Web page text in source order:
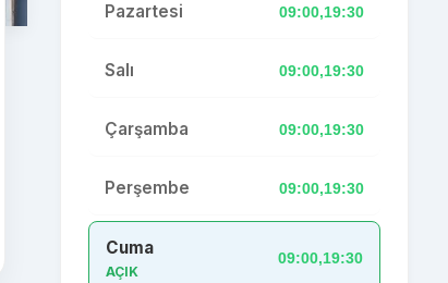
Pazartesi 09:00,19:30
Salı 09:00,19:30
Çarşamba 09:00,19:30
Perşembe 09:00,19:30
Cuma
AÇIK
09:00,19:30